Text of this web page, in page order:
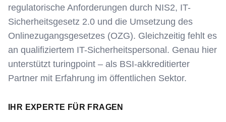
regulatorische Anforderungen durch NIS2, IT-
Sicherheitsgesetz 2.0 und die Umsetzung des
Onlinezugangsgesetzes (OZG). Gleichzeitig fehlt es
an qualifiziertem IT-Sicherheitspersonal. Genau hier
unterstützt turingpoint – als BSI-akkreditierter
Partner mit Erfahrung im öffentlichen Sektor.
IHR EXPERTE FÜR FRAGEN